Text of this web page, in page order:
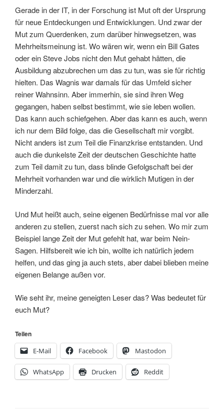
Gerade in der IT, in der Forschung ist Mut oft der Ursprung
für neue Entdeckungen und Entwicklungen. Und zwar der
Mut zum Querdenken, zum darüber hinwegsetzen, was
Mehrheitsmeinung ist. Wo wären wir, wenn ein Bill Gates
oder ein Steve Jobs nicht den Mut gehabt hätten, die
Ausbildung abzubrechen um das zu tun, was sie für richtig
hielten. Das Wagnis war damals für das Umfeld sicher
reiner Wahnsinn. Aber immerhin, sie sind ihren Weg
gegangen, haben selbst bestimmt, wie sie leben wollen.
Das kann auch schiefgehen. Aber das kann es auch, wenn
ich nur dem Bild folge, das die Gesellschaft mir vorgibt.
Nicht anders ist zum Teil die Finanzkrise entstanden. Und
auch die dunkelste Zeit der deutschen Geschichte hatte
zum Teil damit zu tun, dass blinde Gefolgschaft bei der
Mehrheit vorhanden war und die wirklich Mutigen in der
Minderzahl.
Und Mut heißt auch, seine eigenen Bedürfnisse mal vor alle
anderen zu stellen, zuerst nach sich zu sehen. Wo mir zum
Beispiel lange Zeit der Mut gefehlt hat, war beim Nein-
Sagen. Hilfsbereit wie ich bin, wollte ich natürlich jedem
helfen, und das ging ja auch stets, aber dabei blieben meine
eigenen Belange außen vor.
Wie seht ihr, meine geneigten Leser das? Was bedeutet für
euch Mut?
Teilen
E-Mail
Facebook Mastodon
WhatsApp Drucken Reddit